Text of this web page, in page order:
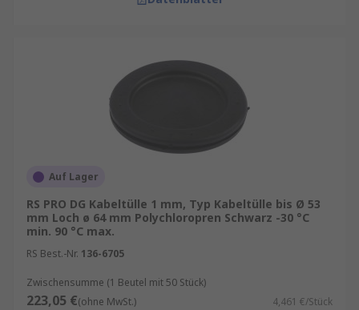
Auf Lager
RS PRO DG Kabeltülle 1 mm, Typ Kabeltülle bis Ø 53
mm Loch ø 64 mm Polychloropren Schwarz -30 °C
min. 90 °C max.
RS Best.-Nr. 136-6705
Zwischensumme (1 Beutel mit 50 Stück)
223,05 €(ohne MwSt.) 4,461 €/Stück